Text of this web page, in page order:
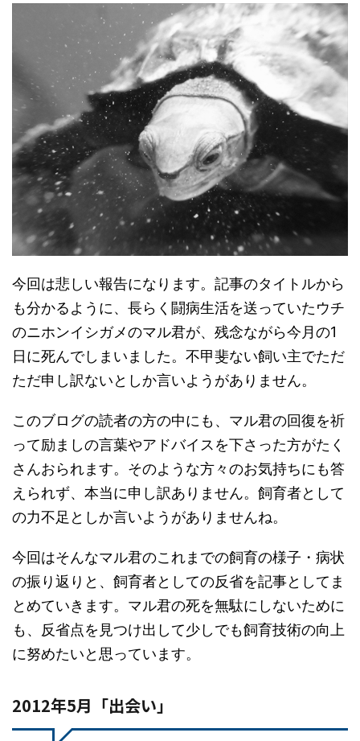
今回は悲しい報告になります。記事のタイトルから
も分かるように、長らく闘病生活を送っていたウチ
のニホンイシガメのマル君が、残念ながら今月の1
日に死んでしまいました。不甲斐ない飼い主でただ
ただ申し訳ないとしか言いようがありません。
このブログの読者の方の中にも、マル君の回復を祈
って励ましの言葉やアドバイスを下さった方がたく
さんおられます。そのような方々のお気持ちにも答
えられず、本当に申し訳ありません。飼育者として
の力不足としか言いようがありませんね。
今回はそんなマル君のこれまでの飼育の様子・病状
の振り返りと、飼育者としての反省を記事としてま
とめていきます。マル君の死を無駄にしないために
も、反省点を見つけ出して少しでも飼育技術の向上
に努めたいと思っています。
2012年5月「出会い」